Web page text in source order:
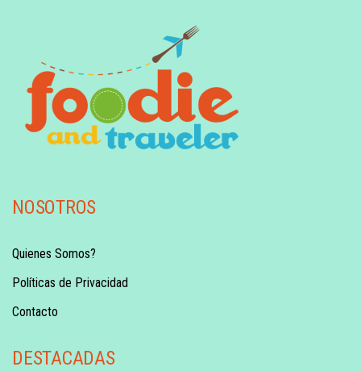
NOSOTROS
Quienes Somos?
Políticas de Privacidad
Contacto
DESTACADAS